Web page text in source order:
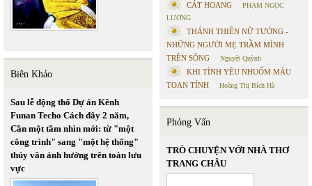
Biên Khảo
Sau lễ động thổ Dự án Kênh
Funan Techo Cách đây 2 năm,
Cần một tầm nhìn mới: từ "một
công trình" sang "một hệ thống"
thủy văn ảnh hưởng trên toàn lưu
vực
CÁT HOANG
PHẠM NGỌC
LƯƠNG
THÁNH THIÊN NỮ TƯỚNG -
NHỮNG NGƯỜI MẸ TRẦM MÌNH
TRÊN SÔNG
Nguyệt Quỳnh
KHI TÌNH YÊU NHUỐM MÀU
TOAN TÍNH
Hoàng Thị Bích Hà
Phỏng Vấn
TRÒ CHUYỆN VỚI NHÀ THƠ
TRANG CHÂU